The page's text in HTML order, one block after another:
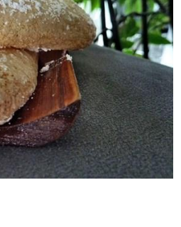
notamment la cuisson des
sucre, leur refroidissement et
aux marrons glacés est
de nous. Attention, le
est assez cher.